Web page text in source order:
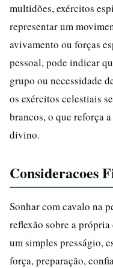
multidões, exércitos
representar um
avivamento ou forças
pessoal, pode indicar
grupo ou necessidade
os exércitos celestiais
brancos, o que reforça
divino.
Consideracoes
Sonhar com cavalo na
reflexão sobre a
um simples presságio,
força, preparação,